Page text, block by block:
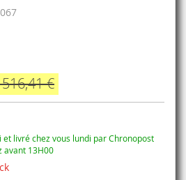
516,41 €
et livré chez vous lundi par Chronopost
avant 13H00